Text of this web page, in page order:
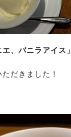
、バニラアイス」
だきました！